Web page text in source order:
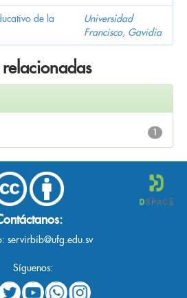
de la
Universidad
Francisco, Gavidia
1
servirbib@ufg.edu.sv
Síguenos: